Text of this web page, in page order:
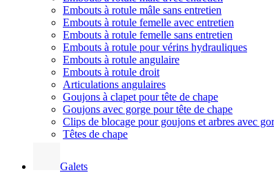
Embouts à rotule mâle sans entretien
Embouts à rotule femelle avec entretien
Embouts à rotule femelle sans entretien
Embouts à rotule pour vérins hydrauliques
Embouts à rotule angulaire
Embouts à rotule droit
Articulations angulaires
Goujons à clapet pour tête de chape
Goujons avec gorge pour tête de chape
Clips de blocage pour goujons et arbres avec
Têtes de chape
Galets